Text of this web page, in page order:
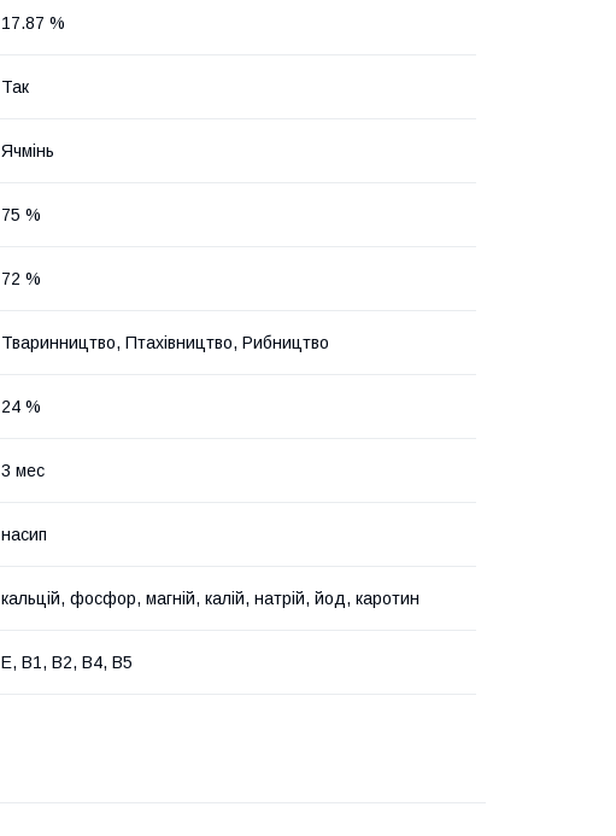
17.87 %
Так
Ячмінь
75 %
72 %
Тваринництво, Птахівництво, Рибництво
24 %
3 мес
насип
кальцій, фосфор, магній, калій, натрій, йод, каротин
Е, В1, В2, В4, В5